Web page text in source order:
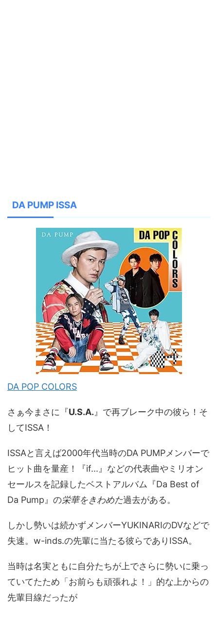
DA PUMP ISSA
DA POP COLORS
さぁ今まさに『U.S.A. 』で再ブレーク中の彼ら！そ
してISSA！
ISSAと言えば2000年代当時のDA PUMPメンバーで
ヒット曲を量産！『if...』などの代表曲やミリオン
セールスを記録したベストアルバム『Da Best of
Da Pump』の栄華をきわめた過去がある。
しかし勢いは続かずメンバーYUKINARIのDVなどで
失速。w-inds.の先輩に当たる彼らでありISSA。
当時は名実ともに自分たちが上でさらに勢いに乗っ
ていてたため「お前らも頑張れよ！」的な上からの
先輩目線だったが